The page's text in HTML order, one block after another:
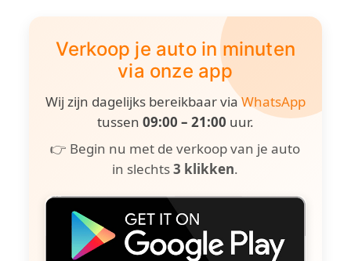
Verkoop je auto in minuten
via onze app
Wij zijn dagelijks bereikbaar viaWhatsApp
tussen 09:00 – 21:00 uur.
👉 Begin nu met de verkoop van je auto
in slechts3 klikken.